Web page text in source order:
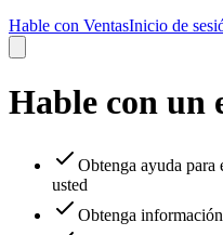
Hable con VentasInicio de
Hable con un
Obtenga ayuda para
usted
Obtenga